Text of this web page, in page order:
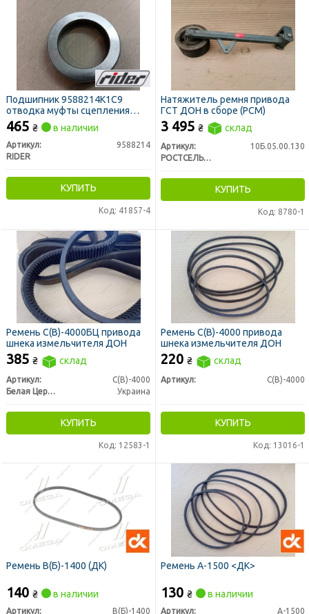
Подшипник 9588214К1С9
отводка муфты сцепления
МТЗ (RIDER)
465 ₴ в наличии
Артикул:
9588214
RIDER
КУПИТЬ
Код: 41857-4
Натяжитель ремня привода
ГСТ ДОН в сборе (РСМ)
3 495 ₴ склад
Артикул:
10Б.05.00.130
РОСТСЕЛЬМАШ
КУПИТЬ
Код: 8780-1
Ремень С(В)-4000БЦ привода
шнека измельчителя ДОН
385 ₴ склад
Артикул:
С(В)-4000
Белая Церковь
Украина
КУПИТЬ
Код: 12583-1
Ремень С(В)-4000 привода
шнека измельчителя ДОН
220 ₴ склад
Артикул: С(В)-4000
КУПИТЬ
Код: 13016-1
Ремень В(Б)-1400 (ДК)
140 ₴ в наличии
Артикул:
В(Б)-1400
Ремень А-1500 <ДК>
130 ₴ в наличии
Артикул:
А-1500